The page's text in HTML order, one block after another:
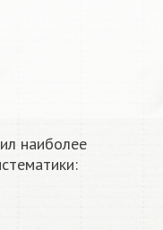
наиболее